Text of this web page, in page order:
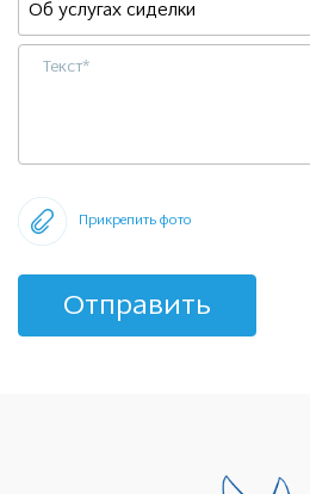
Об услугах сиделки
Прикрепить фото
Отправить